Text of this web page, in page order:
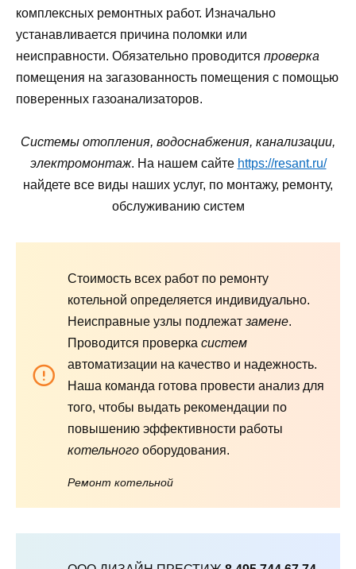
комплексных ремонтных работ. Изначально
устанавливается причина поломки или
неисправности. Обязательно проводится проверка
помещения на загазованность помещения с помощью
поверенных газоанализаторов.
Системы отопления, водоснабжения, канализации,
электромонтаж. На нашем сайте https://resant.ru/
найдете все виды наших услуг, по монтажу, ремонту,
обслуживанию систем
Стоимость всех работ по ремонту
котельной определяется индивидуально.
Неисправные узлы подлежат замене.
Проводится проверка систем
автоматизации на качество и надежность.
Наша команда готова провести анализ для
того, чтобы выдать рекомендации по
повышению эффективности работы
котельного оборудования.
Ремонт котельной